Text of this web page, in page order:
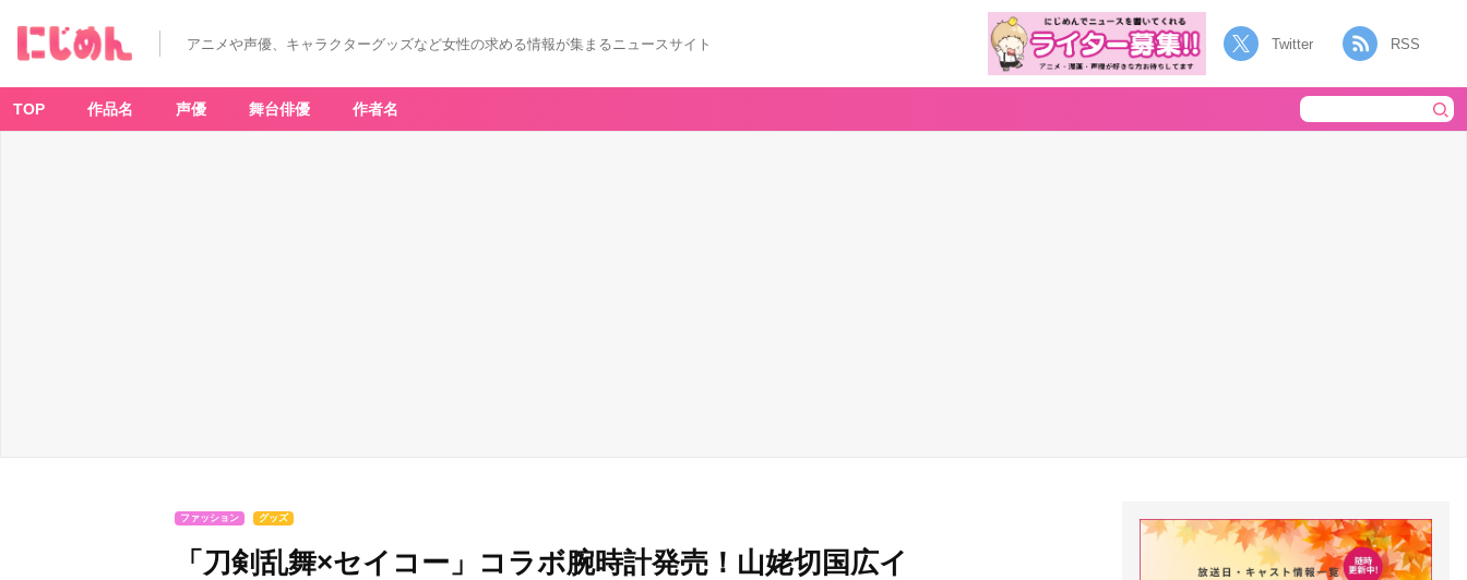
アニメや声優、キャラクターグッズなど女性の求める情報が集まるニュースサイト Twitter RSS
TOP 作品名 声優 舞台俳優 作者名
ファッション グッズ
「刀剣乱舞×セイコー」コラボ腕時計発売！山姥切国広イ